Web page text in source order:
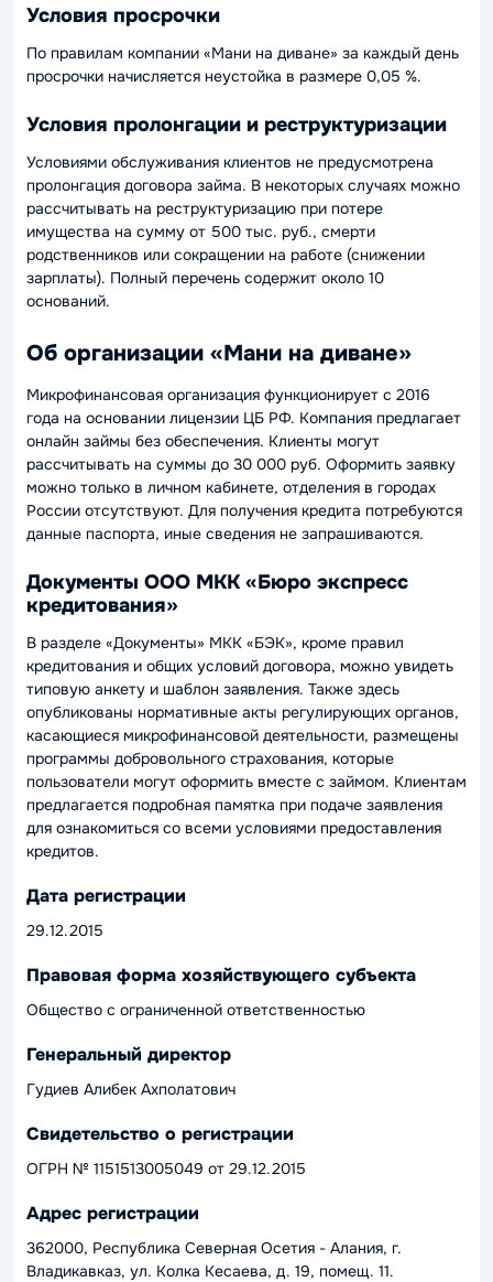
Условия просрочки
По правилам компании «Мани на диване» за каждый день
просрочки начисляется неустойка в размере 0,05 %.
Условия пролонгации и реструктуризации
Условиями обслуживания клиентов не предусмотрена
пролонгация договора займа. В некоторых случаях можно
рассчитывать на реструктуризацию при потере
имущества на сумму от 500 тыс. руб., смерти
родственников или сокращении на работе (снижении
зарплаты). Полный перечень содержит около 10
оснований.
Об организации «Мани на диване»
Микрофинансовая организация функционирует с 2016
года на основании лицензии ЦБ РФ. Компания предлагает
онлайн займы без обеспечения. Клиенты могут
рассчитывать на суммы до 30 000 руб. Оформить заявку
можно только в личном кабинете, отделения в городах
России отсутствуют. Для получения кредита потребуются
данные паспорта, иные сведения не запрашиваются.
Документы ООО МКК «Бюро экспресс
кредитования»
В разделе «Документы» МКК «БЭК», кроме правил
кредитования и общих условий договора, можно увидеть
типовую анкету и шаблон заявления. Также здесь
опубликованы нормативные акты регулирующих органов,
касающиеся микрофинансовой деятельности, размещены
программы добровольного страхования, которые
пользователи могут оформить вместе с займом. Клиентам
предлагается подробная памятка при подаче заявления
для ознакомиться со всеми условиями предоставления
кредитов.
Дата регистрации
29.12.2015
Правовая форма хозяйствующего субъекта
Общество с ограниченной ответственностью
Генеральный директор
Гудиев Алибек Ахполатович
Свидетельство о регистрации
ОГРН № 1151513005049 от 29.12.2015
Адрес регистрации
362000, Республика Северная Осетия - Алания, г.
Владикавказ, ул. Колка Кесаева, д. 19, помещ. 11.